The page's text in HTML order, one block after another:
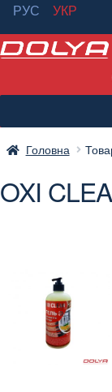
РУС
УКР
Головна
OXI